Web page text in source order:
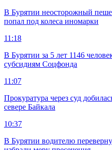
В Бурятии неосторожный
попал под колеса иномарки
11:18
В Бурятии за 5 лет 1146
субсидиям Соцфонда
11:07
Прокуратура через суд
севере Байкала
10:37
В Бурятии водителю